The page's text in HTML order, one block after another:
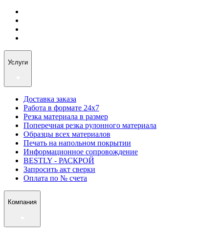
Услуги
Доставка заказа
Работа в формате 24х7
Резка материала в размер
Поперечная резка рулонного материала
Образцы всех материалов
Печать на напольном покрытии
Информационное сопровождение
BESTLY - РАСКРОЙ
Запросить акт сверки
Оплата по № счета
Компания